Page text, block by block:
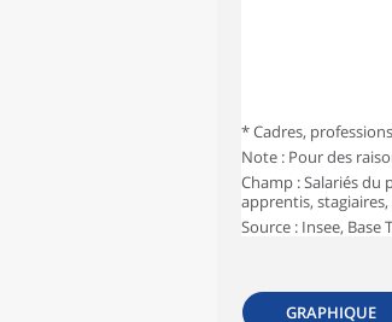
* Cadres,
Note : Pour des
Champ : Salariés
apprentis,
Source : Insee,
GRAPHIQUE